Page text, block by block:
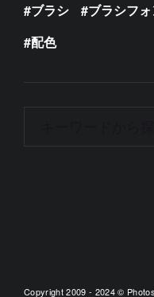
ブラシ
ブラシフォ
配色
Copyright 2009 - 2024 ©